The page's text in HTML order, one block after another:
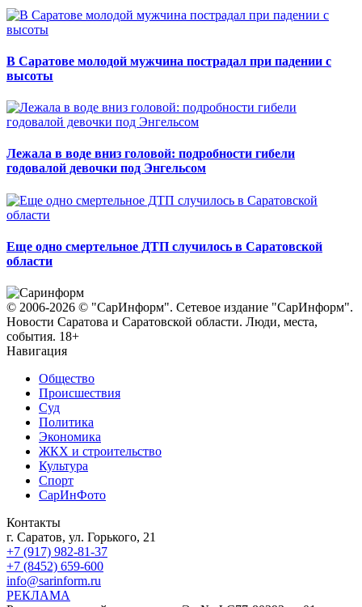
В Саратове молодой мужчина пострадал при падении с
высоты
Лежала в воде вниз головой: подробности гибели
годовалой девочки под Энгельсом
Еще одно смертельное ДТП случилось в Саратовской
области
© 2006-2026 © "СарИнформ". Сетевое издание "СарИнформ".
Новости Саратова и Саратовской области. Люди, места,
события. 18+
Навигация
Общество
Происшествия
Суд
Политика
Экономика
ЖКХ и строительство
Культура
Спорт
СарИнФото
Контакты
г. Саратов, ул. Горького, 21
+7 (917) 982-81-37
+7 (8452) 659-600
info@sarinform.ru
РЕКЛАМА